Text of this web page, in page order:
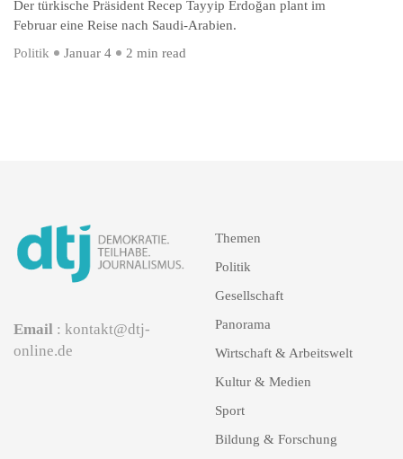
Der türkische Präsident Recep Tayyip Erdoğan plant im
Februar eine Reise nach Saudi-Arabien.
Politik
Januar 4 2 min read
Email : kontakt@dtj-
online.de
Themen
Politik
Gesellschaft
Panorama
Wirtschaft & Arbeitswelt
Kultur & Medien
Sport
Bildung & Forschung